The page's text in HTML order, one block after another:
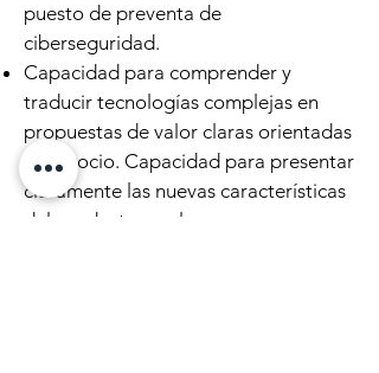
puesto de preventa de
ciberseguridad.
Capacidad para comprender y
traducir tecnologías complejas en
propuestas de valor claras orientadas
al negocio. Capacidad para presentar
claramente las nuevas características
del producto en el campo.